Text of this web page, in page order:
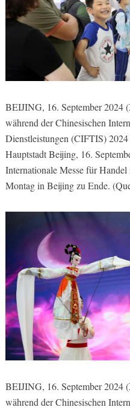
BEIJING, 16. September 2024
während der Chinesischen
Dienstleistungen (CIFTIS)
Hauptstadt Beijing, 16.
Internationale Messe für
Montag in Beijing zu Ende.
BEIJING, 16. September 2024
während der Chinesischen